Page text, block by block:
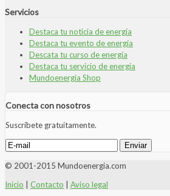
Servicios
Destaca tu noticia de energía
Destaca tu evento de energía
Descata tu curso de energía
Destaca tu servicio de energía
Mundoenergia Shop
Conecta con nosotros
Suscríbete gratuitamente.
© 2001-2015 Mundoenergia.com
Inicio
Contacto Aviso legal